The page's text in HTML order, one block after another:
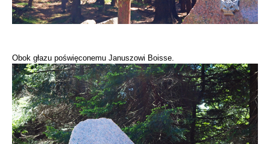
Obok głazu poświęconemu Januszowi Boisse.